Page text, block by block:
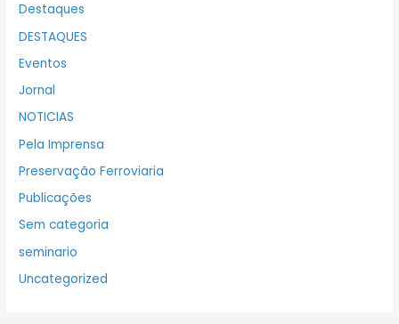
Destaques
DESTAQUES
Eventos
Jornal
NOTICIAS
Pela Imprensa
Preservação Ferroviaria
Publicações
Sem categoria
seminario
Uncategorized